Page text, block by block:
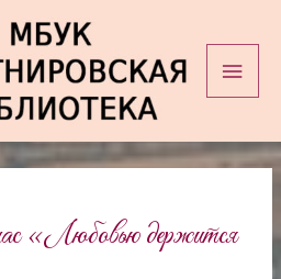
«Любовью держится